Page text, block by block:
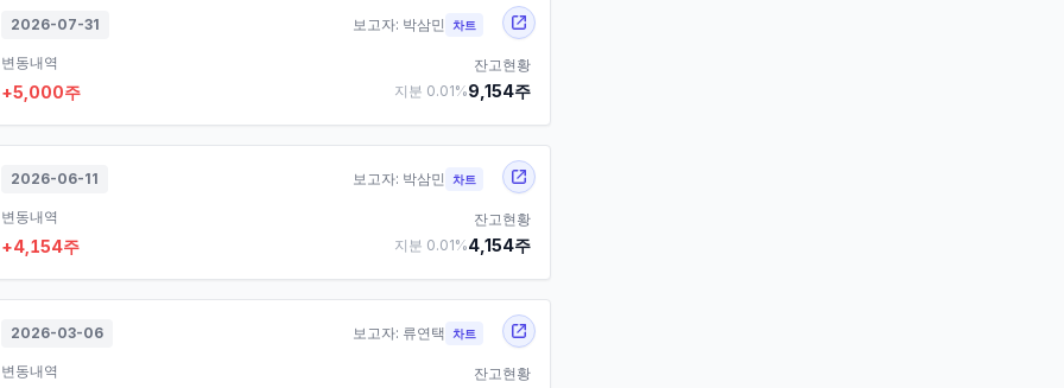
2026-07-31 보고자: 박삼민 차트
변동내역
+5,000주
잔고현황
지분 0.01%9,154주
2026-06-11 보고자: 박삼민 차트
변동내역
+4,154주
잔고현황
지분 0.01%4,154주
2026-03-06 보고자: 류연택 차트
변동내역
잔고현황